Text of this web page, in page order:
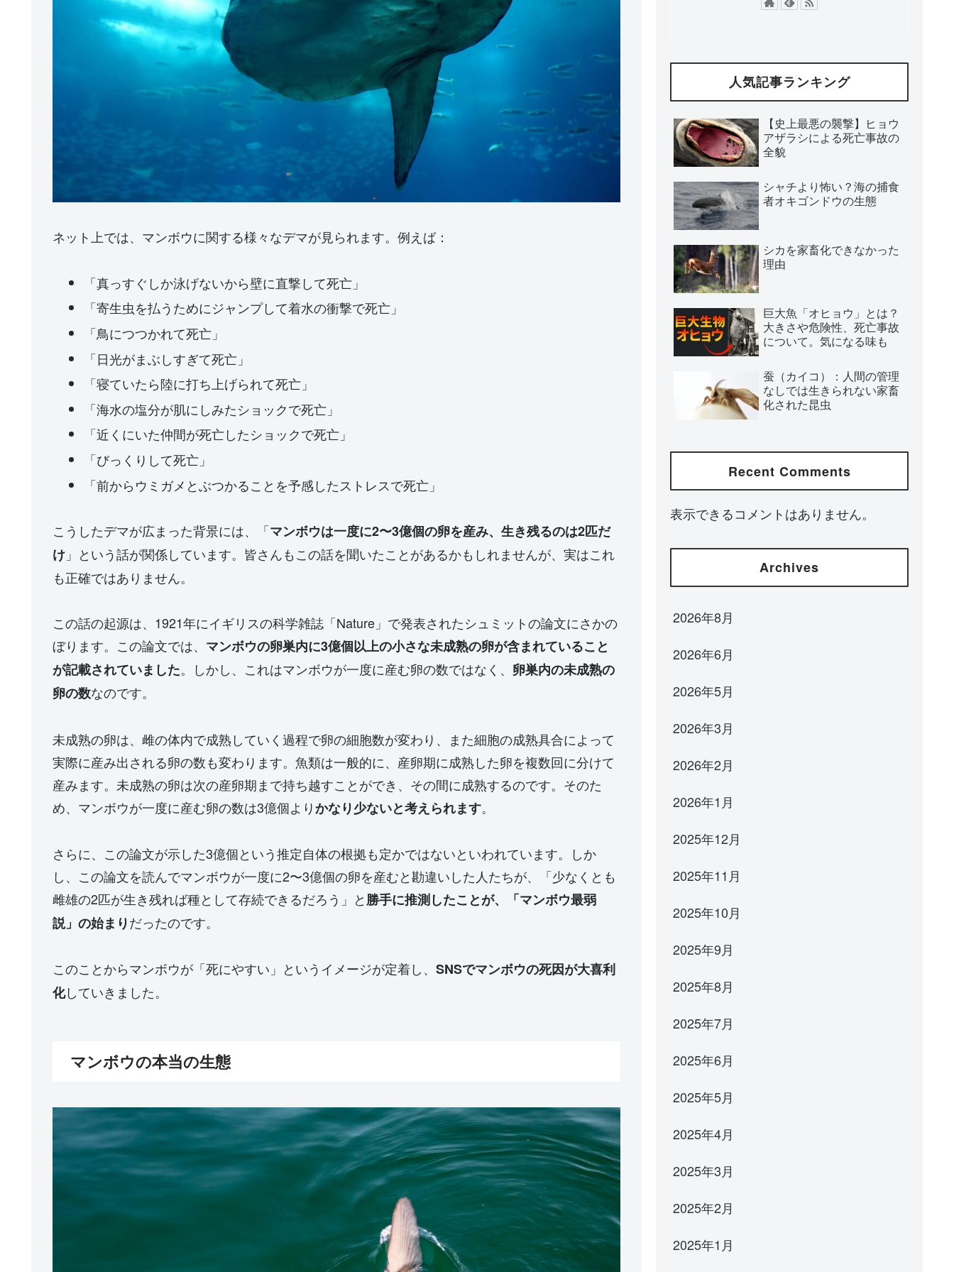
ネット上では、マンボウに関する様々なデマが見られます。例えば：
「真っすぐしか泳げないから壁に直撃して死亡」
「寄生虫を払うためにジャンプして着水の衝撃で死亡」
「鳥につつかれて死亡」
「日光がまぶしすぎて死亡」
「寝ていたら陸に打ち上げられて死亡」
「海水の塩分が肌にしみたショックで死亡」
「近くにいた仲間が死亡したショックで死亡」
「びっくりして死亡」
「前からウミガメとぶつかることを予感したストレスで死亡」
こうしたデマが広まった背景には、「マンボウは一度に2〜3億個の卵を産み、生き残るのは2匹だ
け 」という話が関係しています。皆さんもこの話を聞いたことがあるかもしれませんが、実はこれ
も正確ではありません。
この話の起源は、1921年にイギリスの科学雑誌「Nature」で発表されたシュミットの論文にさかの
ぼります。この論文では、 マンボウの卵巣内に3億個以上の小さな未成熟の卵が含まれていること
が記載されていました。しかし、これはマンボウが一度に産む卵の数ではなく、 卵巣内の未成熟の
卵の数なのです。
未成熟の卵は、雌の体内で成熟していく過程で卵の細胞数が変わり、また細胞の成熟具合によって
実際に産み出される卵の数も変わります。魚類は一般的に、産卵期に成熟した卵を複数回に分けて
産みます。未成熟の卵は次の産卵期まで持ち越すことができ、その間に成熟するのです。そのた
め、マンボウが一度に産む卵の数は3億個よりかなり少ないと考えられます。
さらに、この論文が示した3億個という推定自体の根拠も定かではないといわれています。しか
し、この論文を読んでマンボウが一度に2〜3億個の卵を産むと勘違いした人たちが、「少なくとも
雌雄の2匹が生き残れば種として存続できるだろう」と勝手に推測したことが、「マンボウ最弱
説」の始まりだったのです。
このことからマンボウが「死にやすい」というイメージが定着し、 SNSでマンボウの死因が大喜利
化していきました。
マンボウの本当の生態
人気記事ランキング
【史上最悪の襲撃】ヒョウ
アザラシによる死亡事故の
全貌
シャチより怖い？海の捕食
者オキゴンドウの生態
シカを家畜化できなかった
理由
巨大魚「オヒョウ」とは？
大きさや危険性、死亡事故
について。気になる味も
蚕（カイコ）：人間の管理
なしでは生きられない家畜
化された昆虫
Recent Comments
表示できるコメントはありません。
Archives
2026年8月
2026年6月
2026年5月
2026年3月
2026年2月
2026年1月
2025年12月
2025年11月
2025年10月
2025年9月
2025年8月
2025年7月
2025年6月
2025年5月
2025年4月
2025年3月
2025年2月
2025年1月